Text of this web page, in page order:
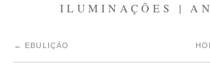
ILUMINAÇÕES |
← EBULIÇÃO